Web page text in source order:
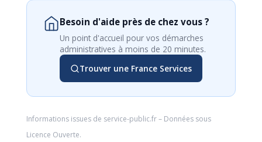
Besoin d'aide près de chez vous ?
Un point d'accueil pour vos démarches
administratives à moins de 20 minutes.
Trouver une France Services
Informations issues de service-public.fr– Données sous
Licence Ouverte.